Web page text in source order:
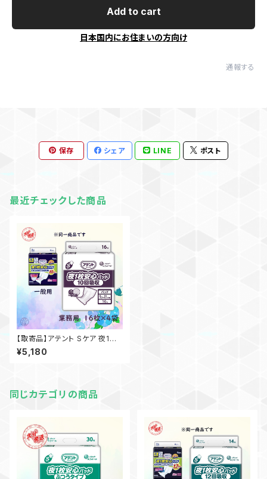
Add to cart
日本国内にお住まいの方向け
通報する
保存 シェア LINE ポスト
最近チェックした商品
【取寄品】アテント Sケア 夜1枚
安心パッド 10回吸収 16枚入×4
袋 大王製紙 介護 業務用 【ケー
¥5,180
同じカテゴリの商品